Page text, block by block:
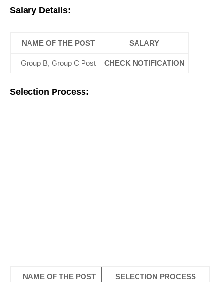
Salary Details:
NAME OF THE POST SALARY
Group B, Group C Post CHECK NOTIFICATION
Selection Process:
NAME OF THE POST SELECTION PROCESS